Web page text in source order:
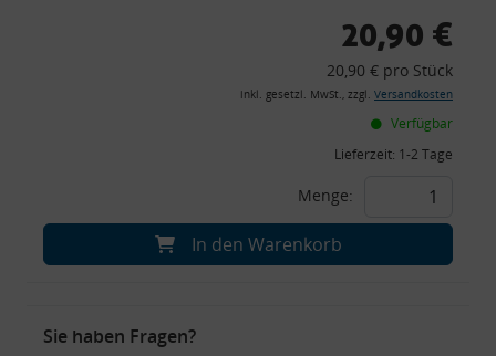
20,90 €
20,90 € pro Stück
inkl. gesetzl. MwSt., zzgl. Versandkosten
Verfügbar
Lieferzeit: 1-2 Tage
Menge:
In den Warenkorb
Sie haben Fragen?